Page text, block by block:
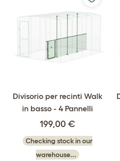
Divisorio per recinti Walk
in basso - 4 Pannelli
199,00 €
Checking stock in our
warehouse...